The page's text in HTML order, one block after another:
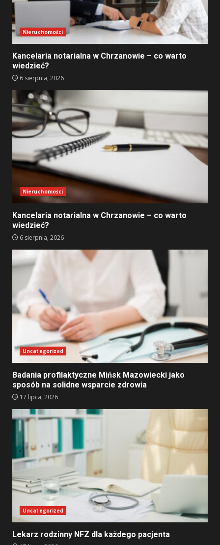
Nieruchomości
Kancelaria notarialna w Chrzanowie – co warto
wiedzieć?
6 sierpnia, 2026
Nieruchomości
Kancelaria notarialna w Chrzanowie – co warto
wiedzieć?
6 sierpnia, 2026
Uncategorized
Badania profilaktyczne Mińsk Mazowiecki jako
sposób na solidne wsparcie zdrowia
17 lipca, 2026
Uncategorized
Lekarz rodzinny NFZ dla każdego pacjenta